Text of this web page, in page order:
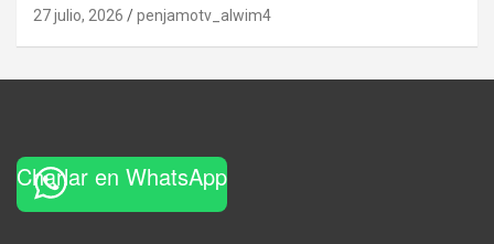
27 julio, 2026 penjamotv_alwim4
Charlar en WhatsApp